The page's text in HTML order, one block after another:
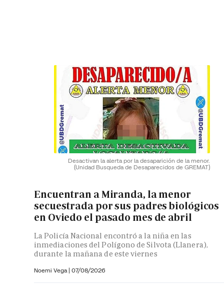
Desactivan la alerta por la desaparición de la menor.
(Unidad Busqueda de Desaparecidos de GREMAT)
Encuentran a Miranda, la menor
secuestrada por sus padres biológicos
en Oviedo el pasado mes de abril
La Policía Nacional encontró a la niña en las
inmediaciones del Polígono de Silvota (Llanera),
durante la mañana de este viernes
Noemi Vega | 07/08/2026